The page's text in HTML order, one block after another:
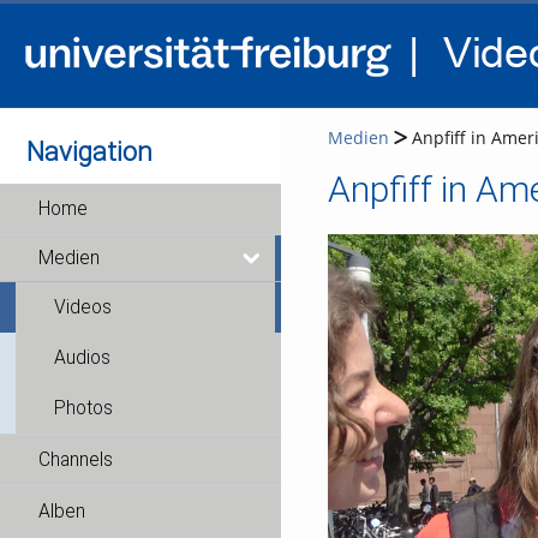
Navigation
Home
Medien
Videos
Audios
Photos
Channels
Alben
Medien Anpfiff in
Anpfiff in